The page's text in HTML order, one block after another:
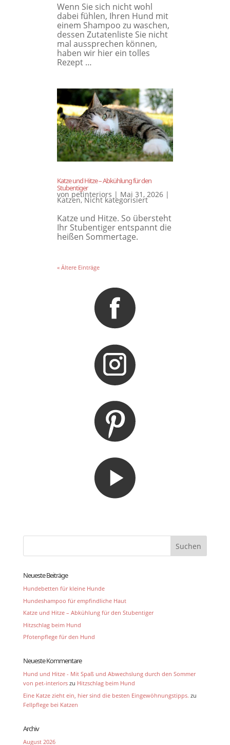
Wenn Sie sich nicht wohl
dabei fühlen, Ihren Hund mit
einem Shampoo zu waschen,
dessen Zutatenliste Sie nicht
mal aussprechen können,
haben wir hier ein tolles
Rezept …
Katze und Hitze – Abkühlung für den
Stubentiger
von petinteriors | Mai 31, 2026|
Katzen,Nicht kategorisiert
Katze und Hitze. So übersteht
Ihr Stubentiger entspannt die
heißen Sommertage.
« Ältere Einträge
Neueste Beiträge
Hundebetten für kleine Hunde
Hundeshampoo für empfindliche Haut
Katze und Hitze – Abkühlung für den Stubentiger
Hitzschlag beim Hund
Pfotenpflege für den Hund
Neueste Kommentare
Hund und Hitze - Mit Spaß und Abwechslung durch den Sommer
von pet-interiorszu Hitzschlag beim Hund
Eine Katze zieht ein, hier sind die besten Eingewöhnungstipps. zu
Fellpflege bei Katzen
Archiv
August 2026